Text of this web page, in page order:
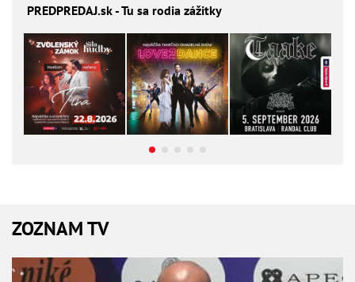
PREDPREDAJ.sk - Tu sa rodia zážitky
ZOZNAM TV